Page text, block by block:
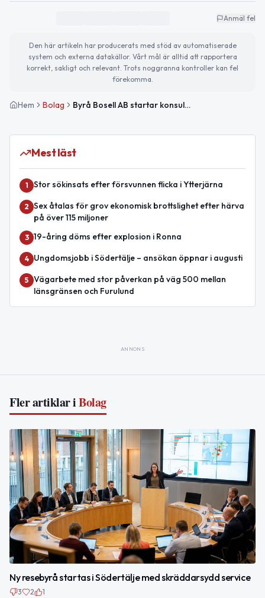
Anmäl fel
Den här artikeln har producerats med stöd av automatiserade
system och externa datakällor. Vårt mål är alltid att rapportera
korrekt, sakligt och relevant. Trots noggranna kontroller kan fel
förekomma.
Hem Bolag Byrå Bosell AB startar konsultverksamhet i Södertälje
Mest läst
1 Stor sökinsats efter försvunnen flicka i Ytterjärna
2 Sex åtalas för grov ekonomisk brottslighet efter härva
på över 115 miljoner
3 19-åring döms efter explosion i Ronna
4 Ungdomsjobb i Södertälje – ansökan öppnar i augusti
5 Vägarbete med stor påverkan på väg 500 mellan
länsgränsen och Furulund
ANNONS
Fler artiklar iBolag
Ny resebyrå startas i Södertälje med skräddarsydd service
3 2 1